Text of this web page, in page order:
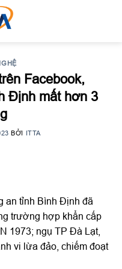
Facebook,
Định mất hơn 3
BỞI ITTA
an tỉnh Bình Định đã
trường hợp khẩn cấp
1973; ngụ TP Đà Lạt,
vi lừa đảo, chiếm đoạt